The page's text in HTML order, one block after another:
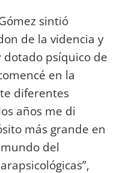
sintió
de la videncia y
dotado psíquico de
en la
diferentes
años me di
más grande en
del